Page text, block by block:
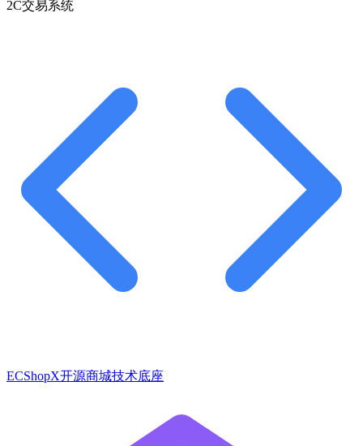
2C交易系统
ECShopX开源商城技术底座